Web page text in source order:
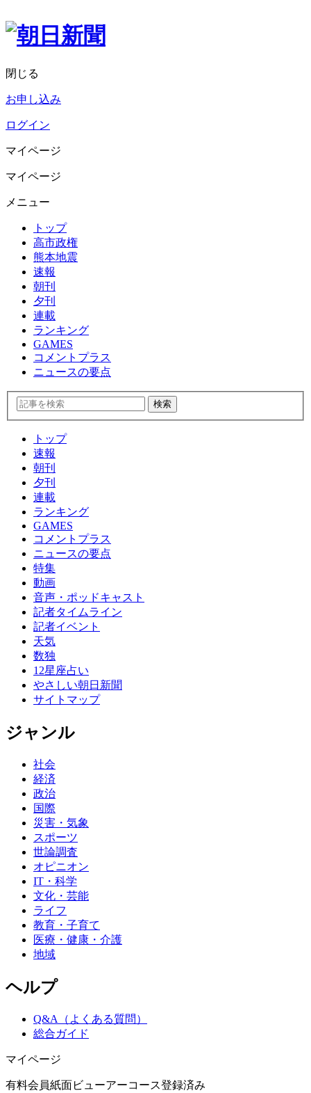
閉じる
お申し込み
ログイン
マイページ
マイページ
メニュー
トップ
高市政権
熊本地震
速報
朝刊
夕刊
連載
ランキング
GAMES
コメントプラス
ニュースの要点
トップ
速報
朝刊
夕刊
連載
ランキング
GAMES
コメントプラス
ニュースの要点
特集
動画
音声・ポッドキャスト
記者タイムライン
記者イベント
天気
数独
12星座占い
やさしい朝日新聞
サイトマップ
ジャンル
社会
経済
政治
国際
災害・気象
スポーツ
世論調査
オピニオン
IT・科学
文化・芸能
ライフ
教育・子育て
医療・健康・介護
地域
ヘルプ
Q&A（よくある質問）
総合ガイド
マイページ
有料会員紙面ビューアーコース登録済み